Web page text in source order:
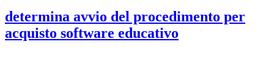
determina avvio del procedimento per
acquisto software educativo